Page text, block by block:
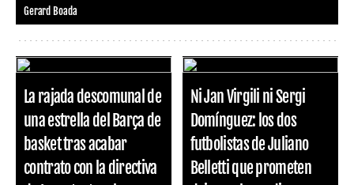
Gerard Boada
La rajada descomunal de
una estrella del Barça de
basket tras acabar
contrato con la directiva
Ni Jan Virgili ni Sergi
Domínguez: los dos
futbolistas de Juliano
Belletti que prometen